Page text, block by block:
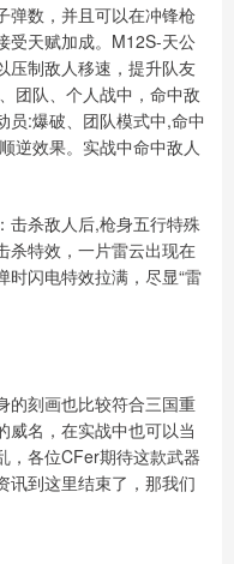
弹数，并且可以在冲锋枪
受天赋加成。M12S-天公
压制敌人移速，提升队友
团队、个人战中，命中敌
员:爆破、团队模式中,命中
逆效果。实战中命中敌人
击杀敌人后,枪身五行特殊
杀特效，一片雷云出现在
时闪电特效拉满，尽显“雷
的刻画也比较符合三国重
威名，在实战中也可以当
，各位CFer期待这款武器
讯到这里结束了，那我们